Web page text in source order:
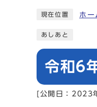
現在位置 ホー
あしあと
令和6
[公開日：2023